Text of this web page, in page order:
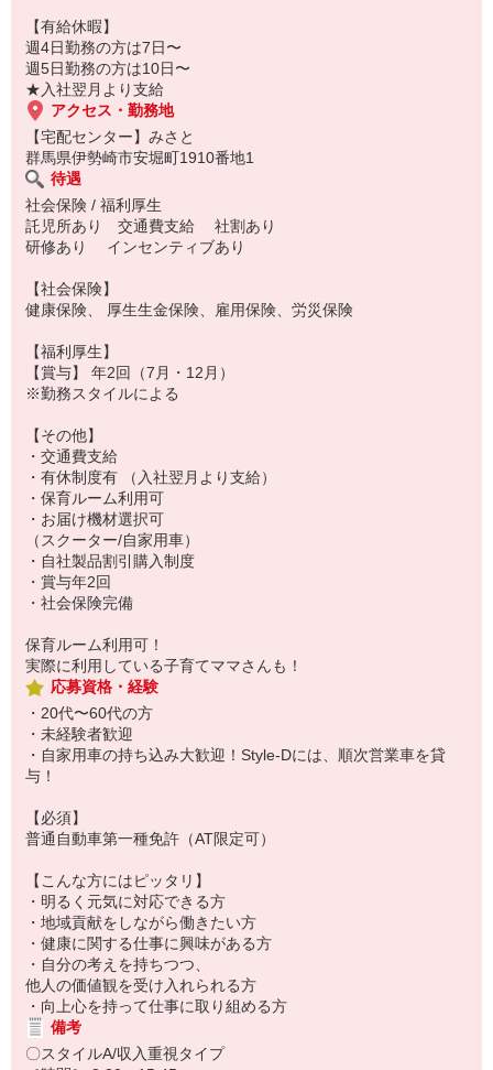
【有給休暇】
週4日勤務の方は7日〜
週5日勤務の方は10日〜
★入社翌月より支給
アクセス・勤務地
【宅配センター】みさと
群馬県伊勢崎市安堀町1910番地1
待遇
社会保険 / 福利厚生
託児所あり 交通費支給 社割あり
研修あり インセンティブあり
【社会保険】
健康保険、 厚生生金保険、雇用保険、労災保険
【福利厚生】
【賞与】 年2回（7月・12月）
※勤務スタイルによる
【その他】
・交通費支給
・有休制度有 （入社翌月より支給）
・保育ルーム利用可
・お届け機材選択可
（スクーター/自家用車）
・自社製品割引購入制度
・賞与年2回
・社会保険完備
保育ルーム利用可！
実際に利用している子育てママさんも！
応募資格・経験
・20代〜60代の方
・未経験者歓迎
・自家用車の持ち込み大歓迎！Style-Dには、順次営業車を貸
与！
【必須】
普通自動車第一種免許（AT限定可）
【こんな方にはピッタリ】
・明るく元気に対応できる方
・地域貢献をしながら働きたい方
・健康に関する仕事に興味がある方
・自分の考えを持ちつつ、
他人の価値観を受け入れられる方
・向上心を持って仕事に取り組める方
備考
〇スタイルA/収入重視タイプ